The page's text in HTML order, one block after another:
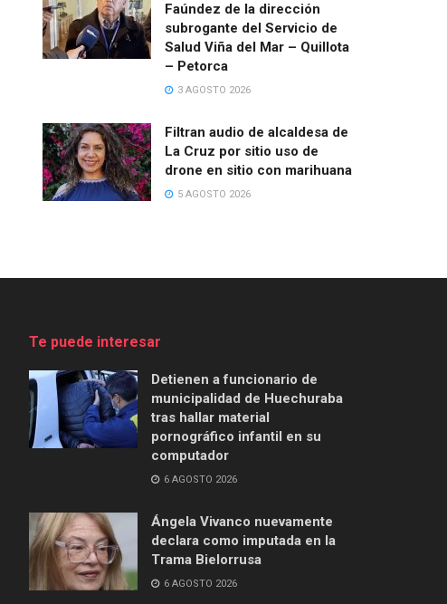
Faúndez de la dirección
subrogante del Servicio de
Salud Viña del Mar – Quillota
– Petorca
3 AGOSTO 2026
Filtran audio de alcaldesa de
La Cruz por sitio uso de
drone en sitio con marihuana
5 AGOSTO 2026
Te puede interesar
Detienen a funcionario de
municipalidad de Huechuraba
tras hallar material
pornográfico infantil en su
computador
6 AGOSTO 2026
Ángela Vivanco nuevamente
declara como imputada en la
Trama Bielorrusa
6 AGOSTO 2026